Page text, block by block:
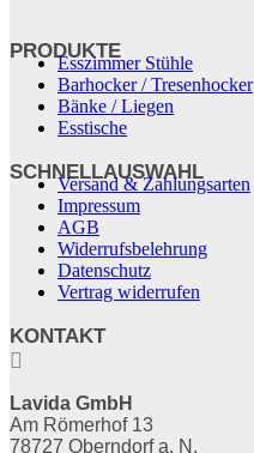
PRODUKTE
Esszimmer Stühle
Barhocker / Tresenhocker
Bänke / Liegen
Esstische
SCHNELLAUSWAHL
Versand & Zahlungsarten
Impressum
AGB
Widerrufsbelehrung
Datenschutz
Vertrag widerrufen
KONTAKT

Lavida GmbH
Am Römerhof 13
78727 Oberndorf a. N.